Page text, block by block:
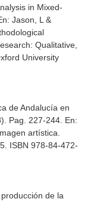
in Mixed-
Jason, L &
Qualitative,
University
de Andalucía en
Pag. 227-244. En:
artística
ISBN 978-84-472-
de la